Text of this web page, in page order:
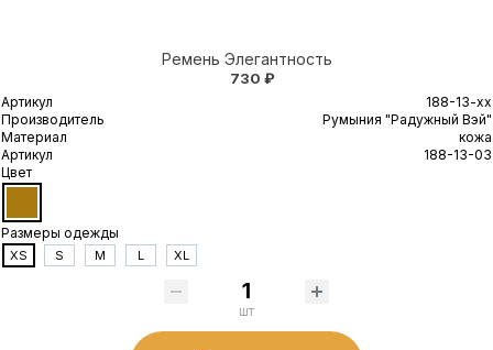
Ремень Элегантность
730 ₽
Артикул
188-13-xx
Производитель
Румыния "Радужный Вэй"
Материал
кожа
Артикул
188-13-03
Цвет
Размеры одежды
XS S M L XL
шт